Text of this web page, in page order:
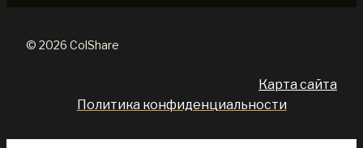
© 2026 ColShare
Карта сайта
Политика конфиденциальности